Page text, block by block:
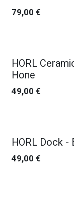
79,00 €
HORL
Hone
49,00 €
HORL Dock -
49,00 €